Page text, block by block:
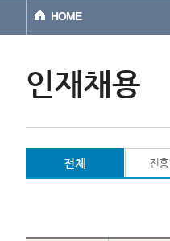
HOME
인재채용
전체 진